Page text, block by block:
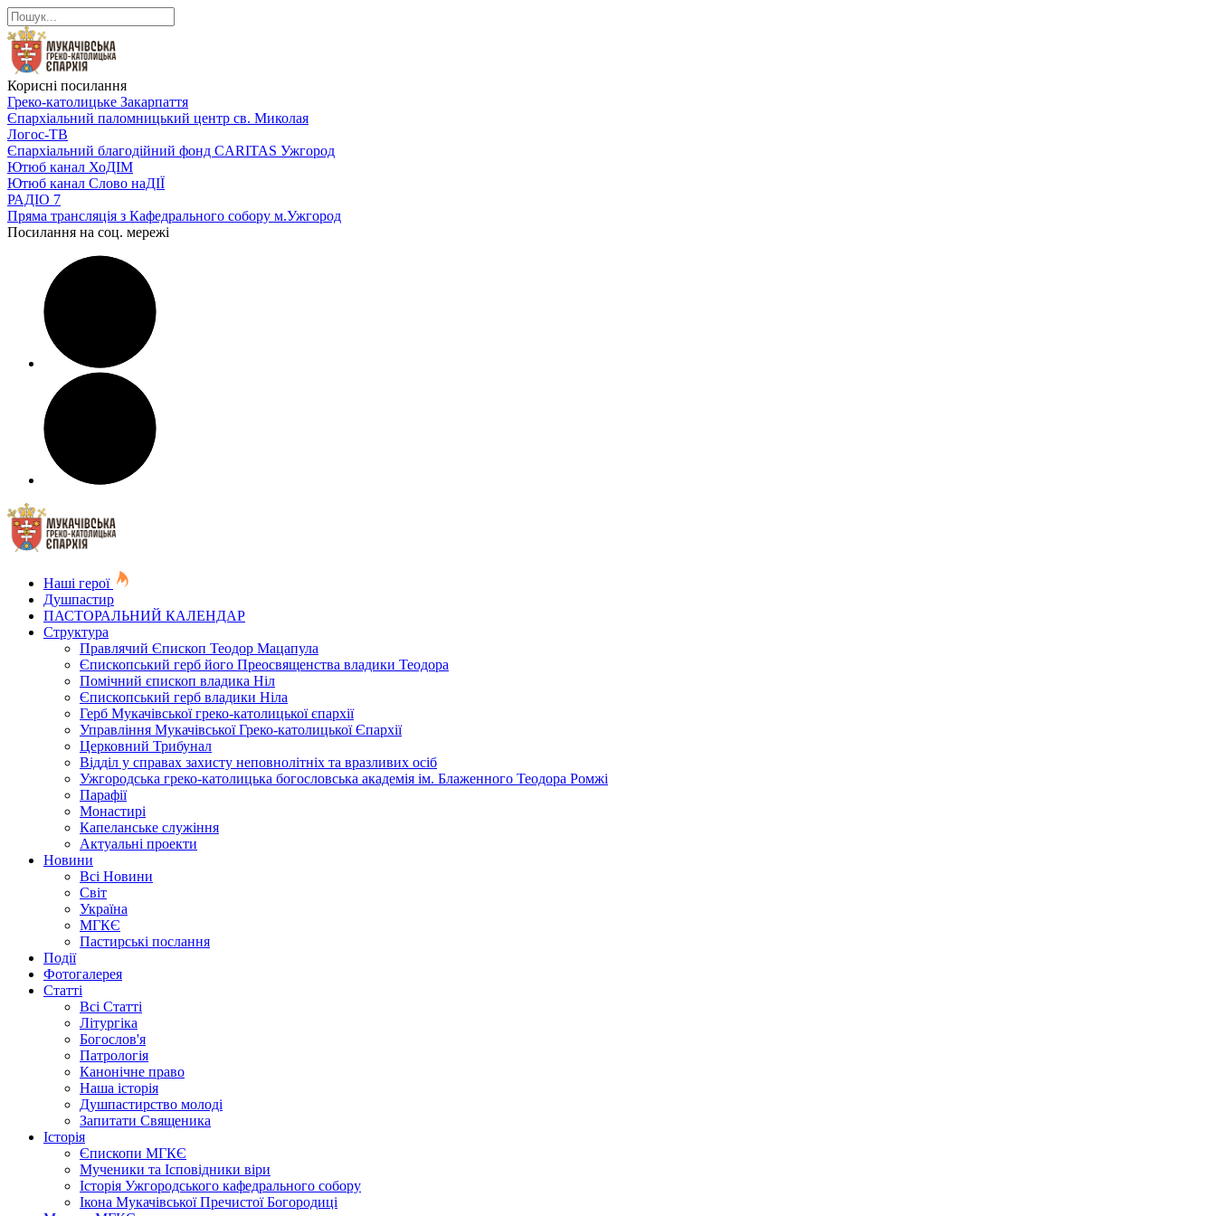
Корисні посилання
Греко-католицьке Закарпаття
Єпархіальний паломницький центр св. Миколая
Логос-ТВ
Єпархіальний благодійний фонд CARITAS Ужгород
Ютюб канал ХоДІМ
Ютюб канал Слово наДІЇ
РАДІО 7
Пряма трансляція з Кафедрального собору м.Ужгород
Посилання на соц. мережі
Наші герої
Душпастир
ПАСТОРАЛЬНИЙ КАЛЕНДАР
Структура
Правлячий Єпископ Теодор Мацапула
Єпископський герб його Преосвященства владики Теодора
Помічний єпископ владика Ніл
Єпископський герб владики Ніла
Герб Мукачівської греко-католицької єпархії
Управління Мукачівської Греко-католицької Єпархії
Церковний Трибунал
Відділ у справах захисту неповнолітніх та вразливих осіб
Ужгородська греко-католицька богословська академія ім. Блаженного Теодора Ромжі
Парафії
Монастирі
Капеланське служіння
Актуальні проекти
Новини
Всі Новини
Світ
Україна
МГКЄ
Пастирські послання
Події
Фотогалерея
Статті
Всі Статті
Літургіка
Богослов'я
Патрологія
Канонічне право
Наша історія
Душпастирство молоді
Запитати Священика
Історія
Єпископи МГКЄ
Мученики та Ісповідники віри
Історія Ужгородського кафедрального собору
Ікона Мукачівської Пречистої Богородиці